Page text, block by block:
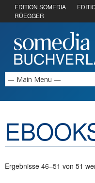
EDITION SOMEDIA
RÜEGGER
Ergebnisse 46–51 von 51